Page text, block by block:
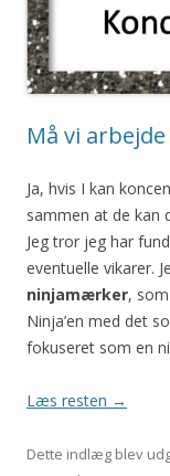
Må vi arbejde
Ja, hvis I kan
sammen at de kan
Jeg tror jeg har
eventuelle vikarer.
ninjamærker,
Ninja’en med det
fokuseret som en
Læs resten →
Dette indlæg blev